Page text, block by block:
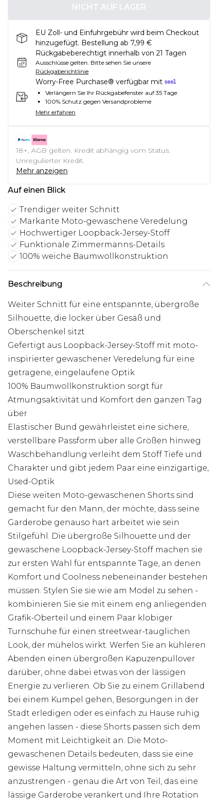
NICHT AUF LAGER
EU Zoll- und Einfuhrgebühr wird beim Checkout
hinzugefügt. Bestellung ab 7,99 €
Rückgabeberechtigt innerhalb von 21 Tagen
Ausschlüsse gelten. Bitte sehen Sie unsere
Rückgaberichtlinie
Worry-Free Purchase® verfügbar mit
Verlängern Sie Ihr Rückgabefenster auf 35 Tage
100% Schutz gegen Versandprobleme
Mehr erfahren
18+, AGB gelten. Kredit abhängig vom Status.
Unregulierter Kredit.
Mehr anzeigen
Auf einen Blick
Trendiger weiter Schnitt
Markante Moto-gewaschene Veredelung
Hochwertiger Loopback-Jersey-Stoff
Funktionale Zimmermanns-Details
100% weiche Baumwollkonstruktion
Beschreibung
Weiter Schnitt für eine entspannte, übergroße
Silhouette, die locker über Gesäß und
Oberschenkel sitzt
Gefertigt aus Loopback-Jersey-Stoff mit moto-
inspirierter gewaschener Veredelung für eine
getragene, eingelaufene Optik
100% Baumwollkonstruktion sorgt für
Atmungsaktivität und Komfort den ganzen Tag
über
Elastischer Bund gewährleistet eine sichere,
verstellbare Passform über alle Größen hinweg
Waschbehandlung verleiht dem Stoff Tiefe und
Charakter und gibt jedem Paar eine einzigartige,
Used-Optik
Diese weiten Moto-gewaschenen Shorts sind
gemacht für den Mann, der möchte, dass seine
Garderobe genauso hart arbeitet wie sein
Stilgefühl. Die übergroße Silhouette und der
gewaschene Loopback-Jersey-Stoff machen sie
zur ersten Wahl für entspannte Tage, an denen
Komfort und Coolness nebeneinander bestehen
müssen. Stylen Sie sie wie am Model zu sehen -
kombinieren Sie sie mit einem eng anliegenden
Grafik-Oberteil und einem Paar klobiger
Turnschuhe für einen streetwear-tauglichen
Look, der mühelos wirkt. Werfen Sie an kühleren
Abenden einen übergroßen Kapuzenpullover
darüber, ohne dabei etwas von der lässigen
Energie zu verlieren. Ob Sie zu einem Grillabend
bei einem Kumpel gehen, Besorgungen in der
Stadt erledigen oder es einfach zu Hause ruhig
angehen lassen - diese Shorts passen sich dem
Moment mit Leichtigkeit an. Die Moto-
gewaschenen Details bedeuten, dass sie eine
gewisse Haltung vermitteln, ohne sich zu sehr
anzustrengen - genau die Art von Teil, das eine
lässige Garderobe verankert und Ihre Rotation